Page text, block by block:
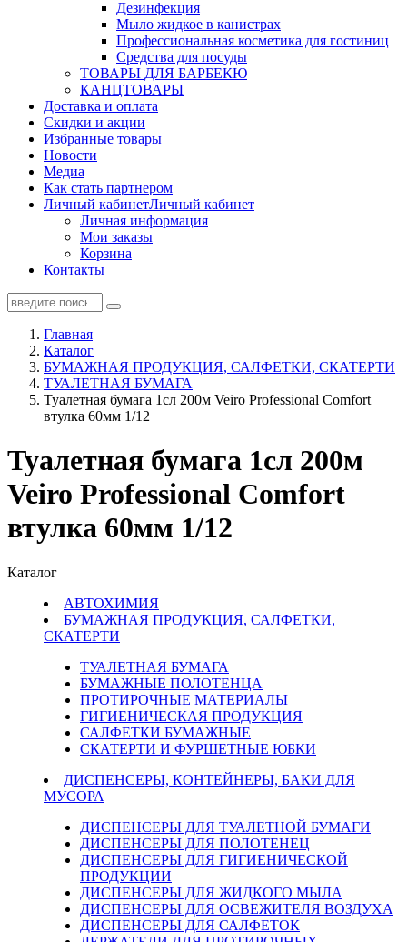
Дезинфекция
Мыло жидкое в канистрах
Профессиональная косметика для гостиниц
Средства для посуды
ТОВАРЫ ДЛЯ БАРБЕКЮ
КАНЦТОВАРЫ
Доставка и оплата
Скидки и акции
Избранные товары
Новости
Медиа
Как стать партнером
Личный кабинетЛичный кабинет
Личная информация
Мои заказы
Корзина
Контакты
Главная
Каталог
БУМАЖНАЯ ПРОДУКЦИЯ, САЛФЕТКИ, СКАТЕРТИ
ТУАЛЕТНАЯ БУМАГА
Туалетная бумага 1сл 200м Veiro Professional Comfort
втулка 60мм 1/12
Туалетная бумага 1сл 200м
Veiro Professional Comfort
втулка 60мм 1/12
Каталог
АВТОХИМИЯ
БУМАЖНАЯ ПРОДУКЦИЯ, САЛФЕТКИ,
СКАТЕРТИ
ТУАЛЕТНАЯ БУМАГА
БУМАЖНЫЕ ПОЛОТЕНЦА
ПРОТИРОЧНЫЕ МАТЕРИАЛЫ
ГИГИЕНИЧЕСКАЯ ПРОДУКЦИЯ
САЛФЕТКИ БУМАЖНЫЕ
СКАТЕРТИ И ФУРШЕТНЫЕ ЮБКИ
ДИСПЕНСЕРЫ, КОНТЕЙНЕРЫ, БАКИ ДЛЯ
МУСОРА
ДИСПЕНСЕРЫ ДЛЯ ТУАЛЕТНОЙ БУМАГИ
ДИСПЕНСЕРЫ ДЛЯ ПОЛОТЕНЕЦ
ДИСПЕНСЕРЫ ДЛЯ ГИГИЕНИЧЕСКОЙ
ПРОДУКЦИИ
ДИСПЕНСЕРЫ ДЛЯ ЖИДКОГО МЫЛА
ДИСПЕНСЕРЫ ДЛЯ ОСВЕЖИТЕЛЯ ВОЗДУХА
ДИСПЕНСЕРЫ ДЛЯ САЛФЕТОК